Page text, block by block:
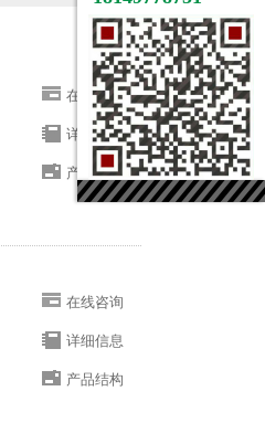
在线咨询
详细信息
产品结构
在线咨询
详细信息
产品结构